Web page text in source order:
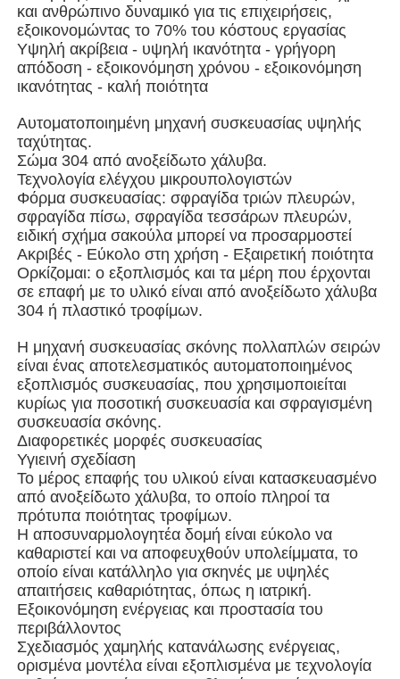
Μηχανή συσκευασίας πολλαπλών λωρίδων
Μηχανή μέτρησης καρτών
Μηχανές συσκευασίας
Μηχανή συσκευασίας
μηχανή μπουλεττών
Μηχανή συσκευασίας σακούλας
μηχανή συσκευασίας τσαντών πλέγματος
Κάθετη μηχανή συσκευασίας
Οριζόντια μηχανή συσκευασίας
Μηχανή συσκευασίας οπτικής μέτρησης
και ανθρώπινο δυναμικό για τις επιχειρήσεις,
εξοικονομώντας το 70% του κόστους εργασίας
Υψηλή ακρίβεια - υψηλή ικανότητα - γρήγορη
απόδοση - εξοικονόμηση χρόνου - εξοικονόμηση
ικανότητας - καλή ποιότητα
Αυτοματοποιημένη μηχανή συσκευασίας υψηλής
ταχύτητας.
Σώμα 304 από ανοξείδωτο χάλυβα.
Τεχνολογία ελέγχου μικρουπολογιστών
Φόρμα συσκευασίας: σφραγίδα τριών πλευρών,
σφραγίδα πίσω, σφραγίδα τεσσάρων πλευρών,
ειδική σχήμα σακούλα μπορεί να προσαρμοστεί
Ακριβές - Εύκολο στη χρήση - Εξαιρετική ποιότητα
Ορκίζομαι: ο εξοπλισμός και τα μέρη που έρχονται
σε επαφή με το υλικό είναι από ανοξείδωτο χάλυβα
304 ή πλαστικό τροφίμων.
Η μηχανή συσκευασίας σκόνης πολλαπλών σειρών
είναι ένας αποτελεσματικός αυτοματοποιημένος
εξοπλισμός συσκευασίας, που χρησιμοποιείται
κυρίως για ποσοτική συσκευασία και σφραγισμένη
συσκευασία σκόνης.
Διαφορετικές μορφές συσκευασίας
Υγιεινή σχεδίαση
Το μέρος επαφής του υλικού είναι κατασκευασμένο
από ανοξείδωτο χάλυβα, το οποίο πληροί τα
πρότυπα ποιότητας τροφίμων.
Η αποσυναρμολογητέα δομή είναι εύκολο να
καθαριστεί και να αποφευχθούν υπολείμματα, το
οποίο είναι κατάλληλο για σκηνές με υψηλές
απαιτήσεις καθαριότητας, όπως η ιατρική.
Εξοικονόμηση ενέργειας και προστασία του
περιβάλλοντος
Σχεδιασμός χαμηλής κατανάλωσης ενέργειας,
ορισμένα μοντέλα είναι εξοπλισμένα με τεχνολογία